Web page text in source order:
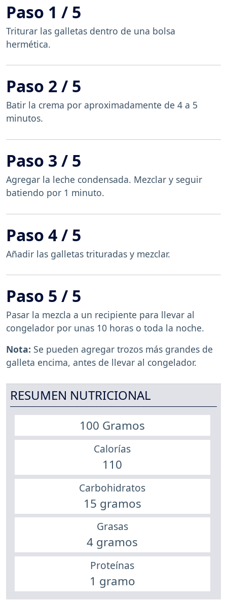
Paso 1 / 5
Triturar las galletas dentro de una bolsa
hermética.
Paso 2 / 5
Batir la crema por aproximadamente de 4 a 5
minutos.
Paso 3 / 5
Agregar la leche condensada. Mezclar y seguir
batiendo por 1 minuto.
Paso 4 / 5
Añadir las galletas trituradas y mezclar.
Paso 5 / 5
Pasar la mezcla a un recipiente para llevar al
congelador por unas 10 horas o toda la noche.
Nota: Se pueden agregar trozos más grandes de
galleta encima, antes de llevar al congelador.
RESUMEN NUTRICIONAL
100 Gramos
Calorías
110
Carbohidratos
15 gramos
Grasas
4 gramos
Proteínas
1 gramo